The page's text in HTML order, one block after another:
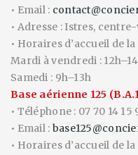
• Email :
• Adresse : Istres,
• Horaires d’accueil de
Mardi à vendredi :
Samedi : 9h–13h
Base aérienne 125
• Téléphone : 07 70 14 15
• Email :
• Horaires d’accueil de